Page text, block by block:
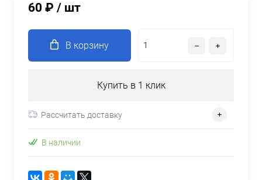
60 ₽ / шт
В корзину
Купить в 1 клик
Рассчитать доставку
В наличии